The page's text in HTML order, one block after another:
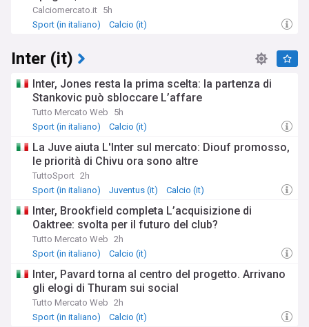
Calciomercato.it 5h
Sport (in italiano)
Calcio (it)
Inter (it)
Inter, Jones resta la prima scelta: la partenza di
Stankovic può sbloccare L’affare
Tutto Mercato Web
5h
Sport (in italiano)
Calcio (it)
La Juve aiuta L'Inter sul mercato: Diouf promosso,
le priorità di Chivu ora sono altre
TuttoSport 2h
Sport (in italiano)
Juventus (it) Calcio (it)
Inter, Brookfield completa L’acquisizione di
Oaktree: svolta per il futuro del club?
Tutto Mercato Web 2h
Sport (in italiano)
Calcio (it)
Inter, Pavard torna al centro del progetto. Arrivano
gli elogi di Thuram sui social
Tutto Mercato Web 2h
Sport (in italiano)
Calcio (it)